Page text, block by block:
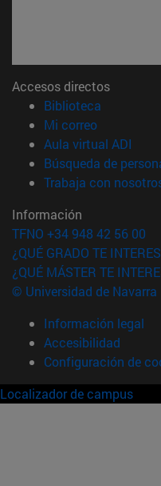
Accesos directos
Biblioteca
Mi correo(abre en
Aula virtual ADI
Búsqueda de
Trabaja con
Información
TFNO +34 948 42 56 00
¿QUÉ GRADO TE
¿QUÉ MÁSTER TE
© Universidad de Navarra
Información legal
Accesibilidad
Configuración de
Localizador de campus